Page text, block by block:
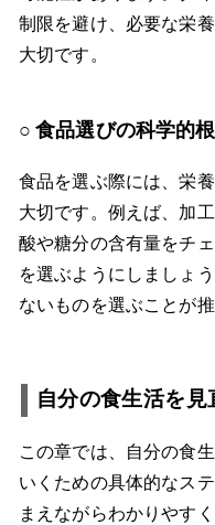
制限を避け、必要な栄
大切です。
食品選びの科学的
食品を選ぶ際には、栄
大切です。例えば、加
酸や糖分の含有量をチ
を選ぶようにしましょ
ないものを選ぶことが推
自分の食生活を見
この章では、自分の食
いくための具体的なス
まえながらわかりやす